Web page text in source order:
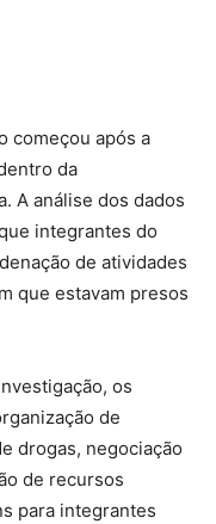
começou após a
da
A análise dos dados
integrantes do
de atividades
que estavam presos
os
de
drogas, negociação
de recursos
para integrantes